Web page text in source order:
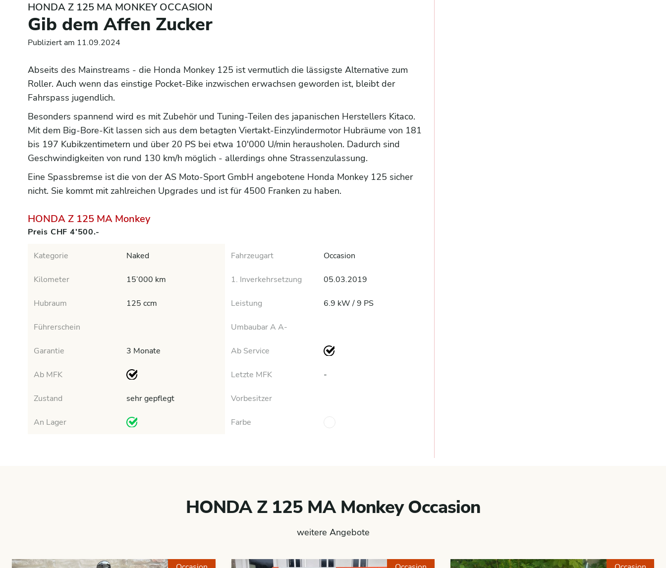
HONDA Z 125 MA MONKEY OCCASION
Gib dem Affen Zucker
Publiziert am 11.09.2024
Abseits des Mainstreams - die Honda Monkey 125 ist vermutlich die lässigste Alternative zum
Roller. Auch wenn das einstige Pocket-Bike inzwischen erwachsen geworden ist, bleibt der
Fahrspass jugendlich.
Besonders spannend wird es mit Zubehör und Tuning-Teilen des japanischen Herstellers Kitaco.
Mit dem Big-Bore-Kit lassen sich aus dem betagten Viertakt-Einzylindermotor Hubräume von 181
bis 197 Kubikzentimetern und über 20 PS bei etwa 10'000 U/min herausholen. Dadurch sind
Geschwindigkeiten von rund 130 km/h möglich - allerdings ohne Strassenzulassung.
Eine Spassbremse ist die von der AS Moto-Sport GmbH angebotene Honda Monkey 125 sicher
nicht. Sie kommt mit zahlreichen Upgrades und ist für 4500 Franken zu haben.
HONDA Z 125 MA Monkey
Preis CHF 4'500.-
Kategorie Naked Fahrzeugart Occasion
Kilometer 15’000 km 1. Inverkehrsetzung 05.03.2019
Hubraum 125 ccm Leistung 6.9 kW / 9 PS
Führerschein Umbaubar A A-
Garantie 3 Monate Ab Service
Ab MFK Letzte MFK -
Zustand sehr gepflegt Vorbesitzer
An Lager Farbe
HONDA Z 125 MA Monkey Occasion
weitere Angebote